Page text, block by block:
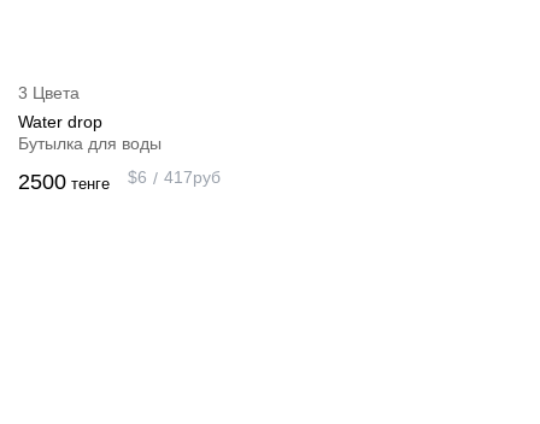
3 Цвета
Water drop
Бутылка для воды
2500 тенге $6 417руб